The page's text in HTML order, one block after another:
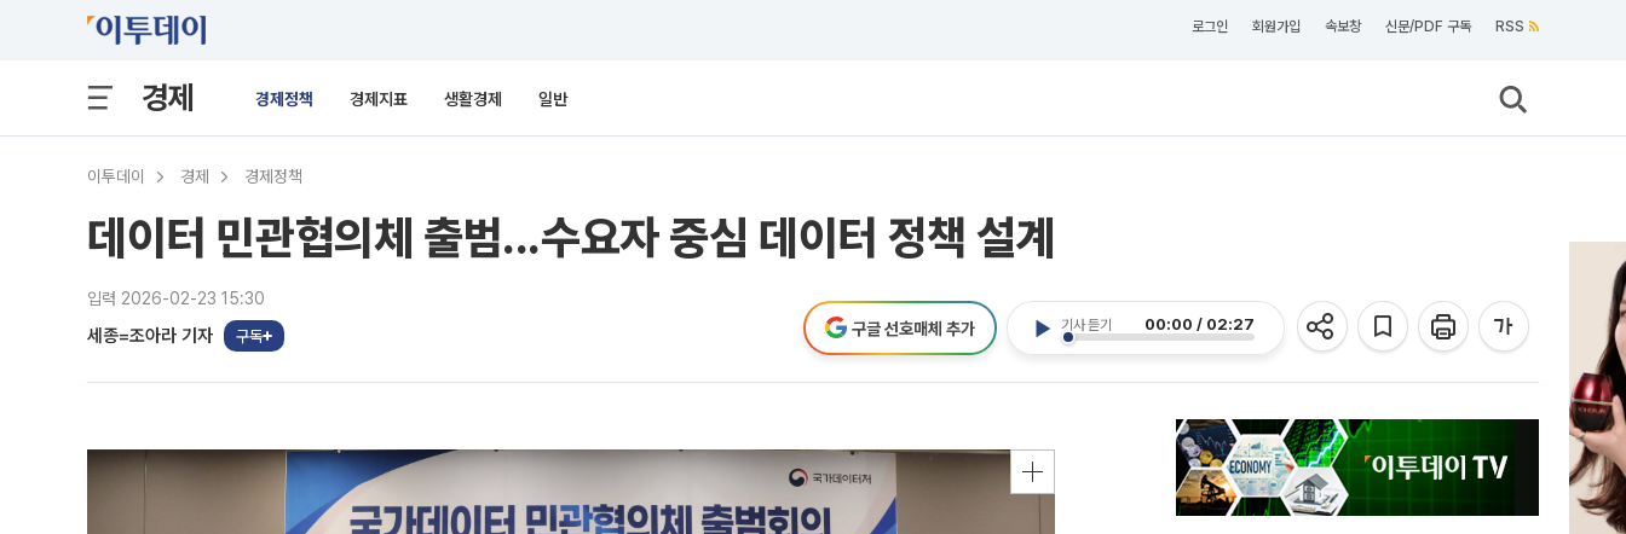
로그인 회원가입 속보창 신문/PDF 구독 RSS
경제 경제정책 경제지표 생활경제 일반
이투데이 경제 경제정책
데이터 민관협의체 출범...수요자 중심 데이터 정책 설계
입력 2026-02-23 15:30
세종=조아라 기자 구독
기사 듣기 00:00 / 02:27
구글 선호매체 추가